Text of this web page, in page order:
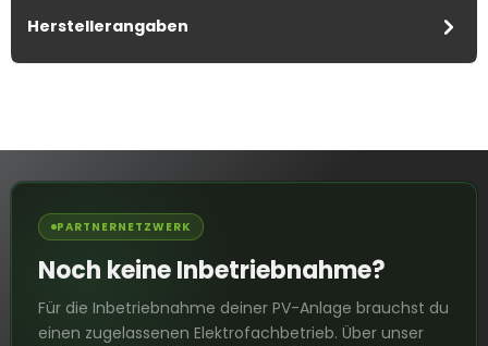
Herstellerangaben
PARTNERNETZWERK
Noch keine Inbetriebnahme?
Für die Inbetriebnahme deiner PV-Anlage brauchst du
einen zugelassenen Elektrofachbetrieb. Über unser